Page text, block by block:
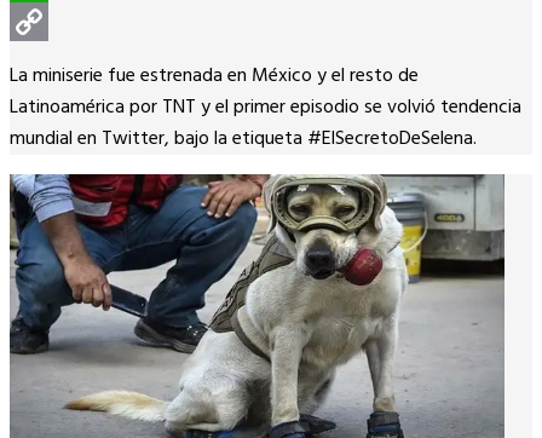
WhatsApp
Copy
Link
La miniserie fue estrenada en México y el resto de
Latinoamérica por TNT y el primer episodio se volvió tendencia
mundial en Twitter, bajo la etiqueta #ElSecretoDeSelena.